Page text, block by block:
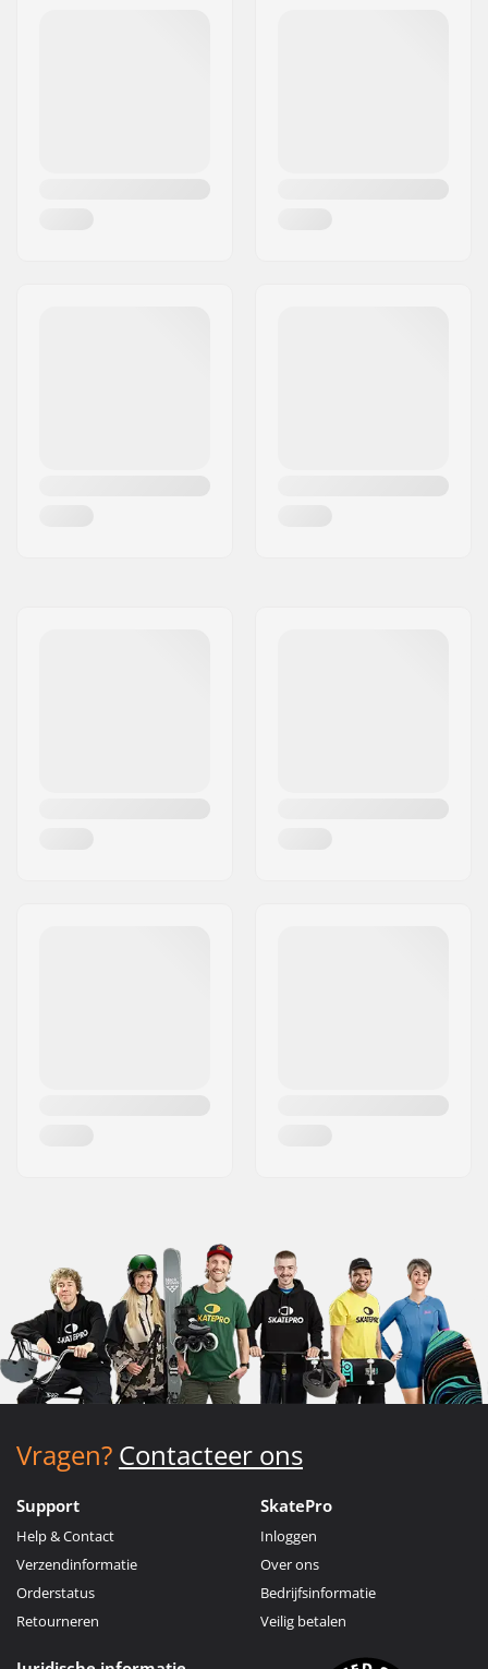
Vragen? Contacteer ons
Support
Help & Contact
Verzendinformatie
Orderstatus
Retourneren
SkatePro
Inloggen
Over ons
Bedrijfsinformatie
Veilig betalen